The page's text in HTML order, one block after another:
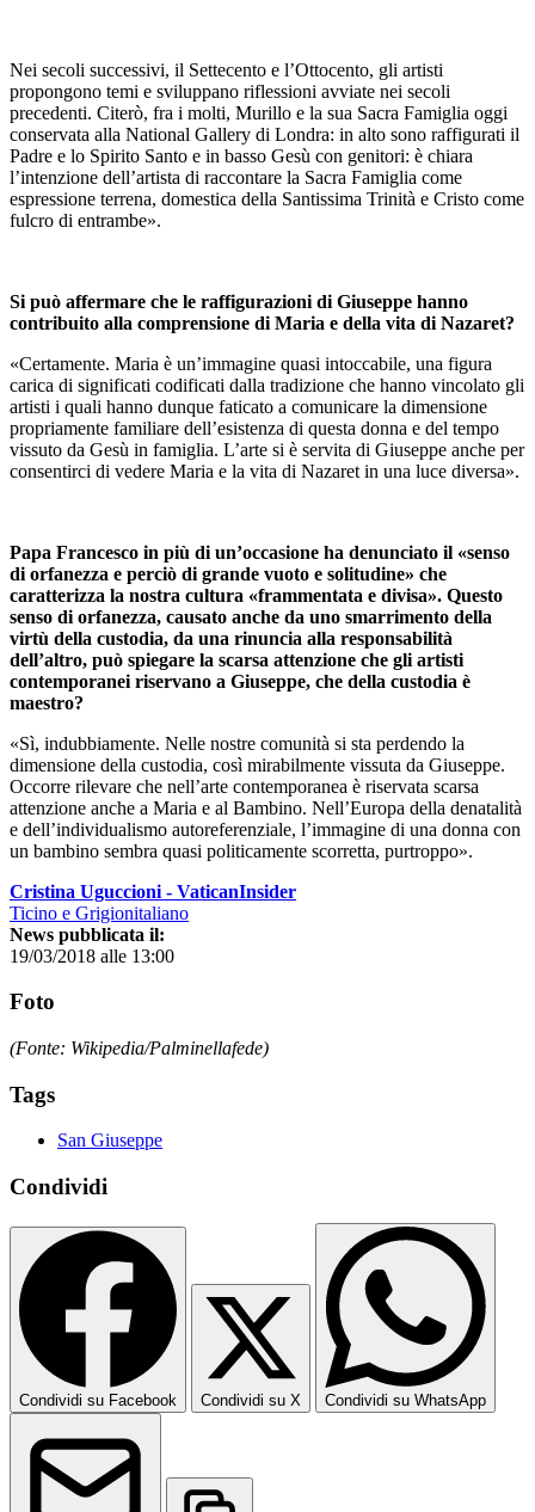
Nei secoli successivi, il Settecento e l’Ottocento, gli artisti
propongono temi e sviluppano riflessioni avviate nei secoli
precedenti. Citerò, fra i molti, Murillo e la sua Sacra Famiglia oggi
conservata alla National Gallery di Londra: in alto sono raffigurati il
Padre e lo Spirito Santo e in basso Gesù con genitori: è chiara
l’intenzione dell’artista di raccontare la Sacra Famiglia come
espressione terrena, domestica della Santissima Trinità e Cristo come
fulcro di entrambe».
Si può affermare che le raffigurazioni di Giuseppe hanno
contribuito alla comprensione di Maria e della vita di Nazaret?
«Certamente. Maria è un’immagine quasi intoccabile, una figura
carica di significati codificati dalla tradizione che hanno vincolato gli
artisti i quali hanno dunque faticato a comunicare la dimensione
propriamente familiare dell’esistenza di questa donna e del tempo
vissuto da Gesù in famiglia. L’arte si è servita di Giuseppe anche per
consentirci di vedere Maria e la vita di Nazaret in una luce diversa».
Papa Francesco in più di un’occasione ha denunciato il «senso
di orfanezza e perciò di grande vuoto e solitudine» che
caratterizza la nostra cultura «frammentata e divisa». Questo
senso di orfanezza, causato anche da uno smarrimento della
virtù della custodia, da una rinuncia alla responsabilità
dell’altro, può spiegare la scarsa attenzione che gli artisti
contemporanei riservano a Giuseppe, che della custodia è
maestro?
«Sì, indubbiamente. Nelle nostre comunità si sta perdendo la
dimensione della custodia, così mirabilmente vissuta da Giuseppe.
Occorre rilevare che nell’arte contemporanea è riservata scarsa
attenzione anche a Maria e al Bambino. Nell’Europa della denatalità
e dell’individualismo autoreferenziale, l’immagine di una donna con
un bambino sembra quasi politicamente scorretta, purtroppo».
Cristina Uguccioni - VaticanInsider
Ticino e Grigionitaliano
News pubblicata il:
19/03/2018 alle 13:00
Foto
(Fonte: Wikipedia/Palminellafede)
Tags
San Giuseppe
Condividi
Condividi su Facebook Condividi su X Condividi su WhatsApp